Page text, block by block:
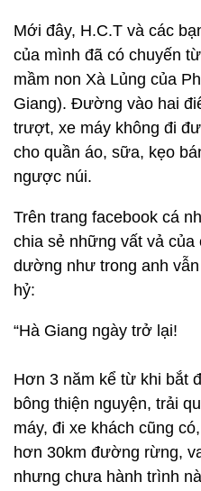
Mới đây, H.C.T và các
của mình đã có chuyến
mầm non Xà Lủng của
Giang). Đường vào hai
trượt, xe máy không đi
cho quần áo, sữa, kẹo
ngược núi.
Trên trang facebook cá
chia sẻ những vất vả của
dường như trong anh
hỷ:
“Hà Giang ngày trở lại!
Hơn 3 năm kể từ khi bắt
bông thiện nguyện, trải
máy, đi xe khách cũng
hơn 30km đường rừng,
nhưng chưa hành trình